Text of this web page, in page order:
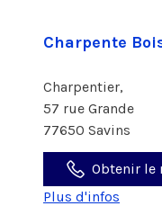
Charpente
Charpentier,
57 rue Grande
77650 Savins
Obtenir le
Plus d'infos